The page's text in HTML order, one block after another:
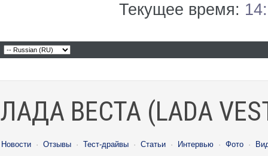
Текущее время:
ЛАДА ВЕСТА (LADA
Новости · Отзывы · Тест-драйвы · Статьи · Интервью · Фото ·